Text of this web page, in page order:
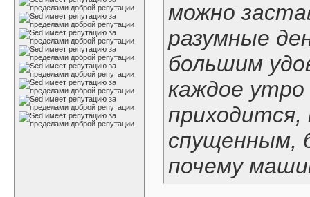
можно
разумные
большим
каждое
приходится,
спущенным,
почему